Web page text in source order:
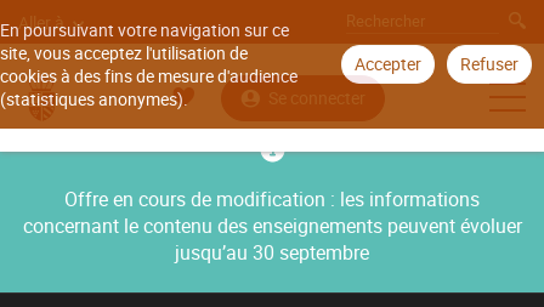
En poursuivant votre navigation sur ce
site, vous acceptez l'utilisation de
cookies à des fins de mesure d'audience
(statistiques anonymes).
Accepter Refuser
Aller à
Se connecter
Offre en cours de modification : les informations
concernant le contenu des enseignements peuvent évoluer
jusqu’au 30 septembre